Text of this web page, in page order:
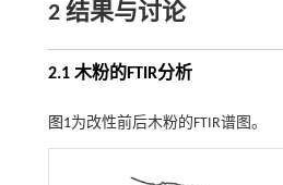
2 结果与讨论
2.1 木粉的FTIR分析
图1为改性前后木粉的FTIR谱图。